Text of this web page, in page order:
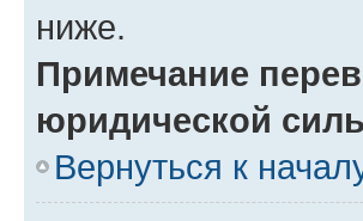
ниже.
Примечание
юридической
Вернуться к